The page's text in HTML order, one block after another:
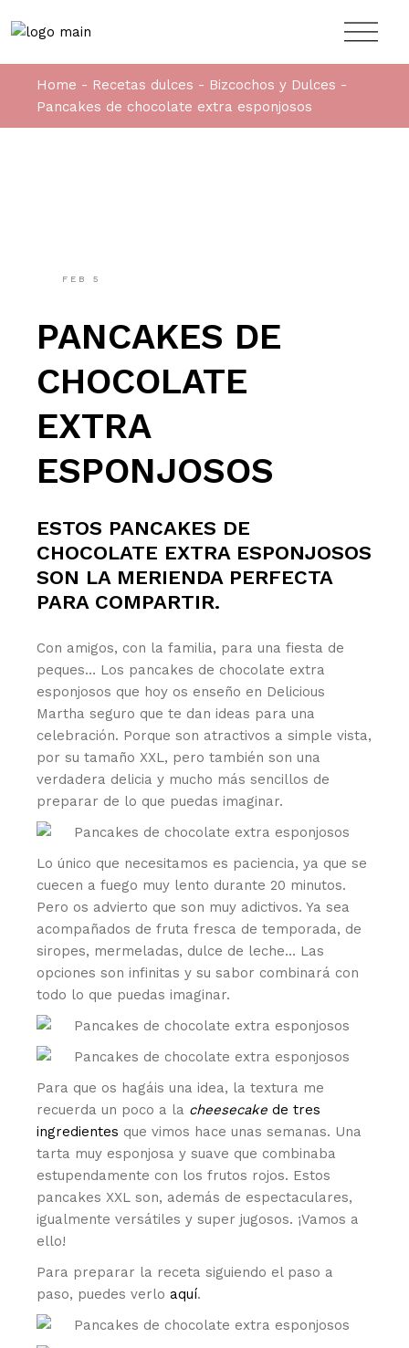
Home Recetas dulces
Bizcochos y Dulces
Pancakes de chocolate extra esponjosos
FEB 5
PANCAKES DE
CHOCOLATE
EXTRA
ESPONJOSOS
ESTOS PANCAKES DE
CHOCOLATE EXTRA ESPONJOSOS
SON LA MERIENDA PERFECTA
PARA COMPARTIR.
Con amigos, con la familia, para una fiesta de
peques… Los pancakes de chocolate extra
esponjosos que hoy os enseño en Delicious
Martha seguro que te dan ideas para una
celebración. Porque son atractivos a simple vista,
por su tamaño XXL, pero también son una
verdadera delicia y mucho más sencillos de
preparar de lo que puedas imaginar.
Lo único que necesitamos es paciencia, ya que se
cuecen a fuego muy lento durante 20 minutos.
Pero os advierto que son muy adictivos. Ya sea
acompañados de fruta fresca de temporada, de
siropes, mermeladas, dulce de leche… Las
opciones son infinitas y su sabor combinará con
todo lo que puedas imaginar.
Para que os hagáis una idea, la textura me
recuerda un poco a la cheesecake de tres
ingredientes que vimos hace unas semanas. Una
tarta muy esponjosa y suave que combinaba
estupendamente con los frutos rojos. Estos
pancakes XXL son, además de espectaculares,
igualmente versátiles y super jugosos. ¡Vamos a
ello!
Para preparar la receta siguiendo el paso a
paso, puedes verloaquí.